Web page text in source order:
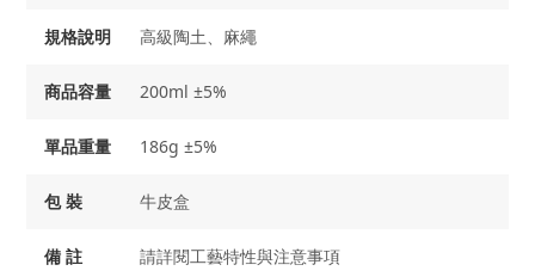
規格說明 高級陶土、麻繩
商品容量 200ml ±5%
單品重量 186g ±5%
包 裝 牛皮盒
備 註 請詳閱工藝特性與注意事項